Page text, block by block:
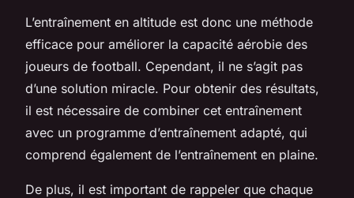
L’entraînement en altitude est donc une méthode
efficace pour améliorer la capacité aérobie des
joueurs de football. Cependant, il ne s’agit pas
d’une solution miracle. Pour obtenir des résultats,
il est nécessaire de combiner cet entraînement
avec un programme d’entraînement adapté, qui
comprend également de l’entraînement en plaine.
De plus, il est important de rappeler que chaque